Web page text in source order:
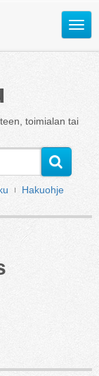
Avaa
toimialan tai
Hakuohje